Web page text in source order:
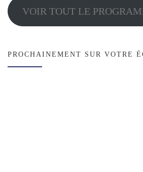
VOIR TOUT LE
PROCHAINEMENT SUR VOTRE